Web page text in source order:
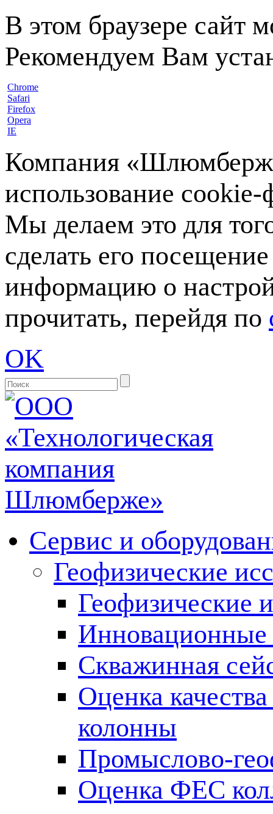
В этом браузере сайт
Рекомендуем Вам
Chrome
Safari
Firefox
Opera
IE
Компания
использование
Мы делаем это для
сделать его
информацию о
прочитать, перейдя по
OK
Сервис и
Геофизические
Геофизические
Инновационные
Скважинная
Оценка
колонны
Промыслово-
Оценка ФЕС